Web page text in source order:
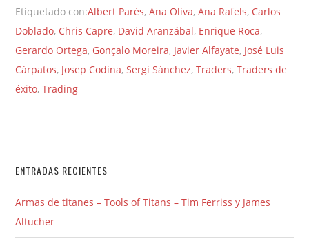
Etiquetado con:Albert Parés,Ana Oliva,Ana Rafels, Carlos
Doblado, Chris Capre, David Aranzábal, Enrique Roca,
Gerardo Ortega, Gonçalo Moreira, Javier Alfayate, José Luis
Cárpatos, Josep Codina,Sergi Sánchez,Traders,Traders de
éxito,Trading
ENTRADAS RECIENTES
Armas de titanes – Tools of Titans – Tim Ferriss y James
Altucher